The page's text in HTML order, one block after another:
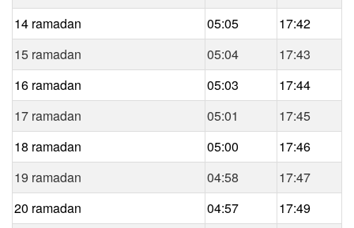
14 ramadan
05:05
17:42
15 ramadan
05:04
17:43
16 ramadan
05:03
17:44
17 ramadan
05:01
17:45
18 ramadan
05:00
17:46
19 ramadan
04:58
17:47
20 ramadan
04:57
17:49